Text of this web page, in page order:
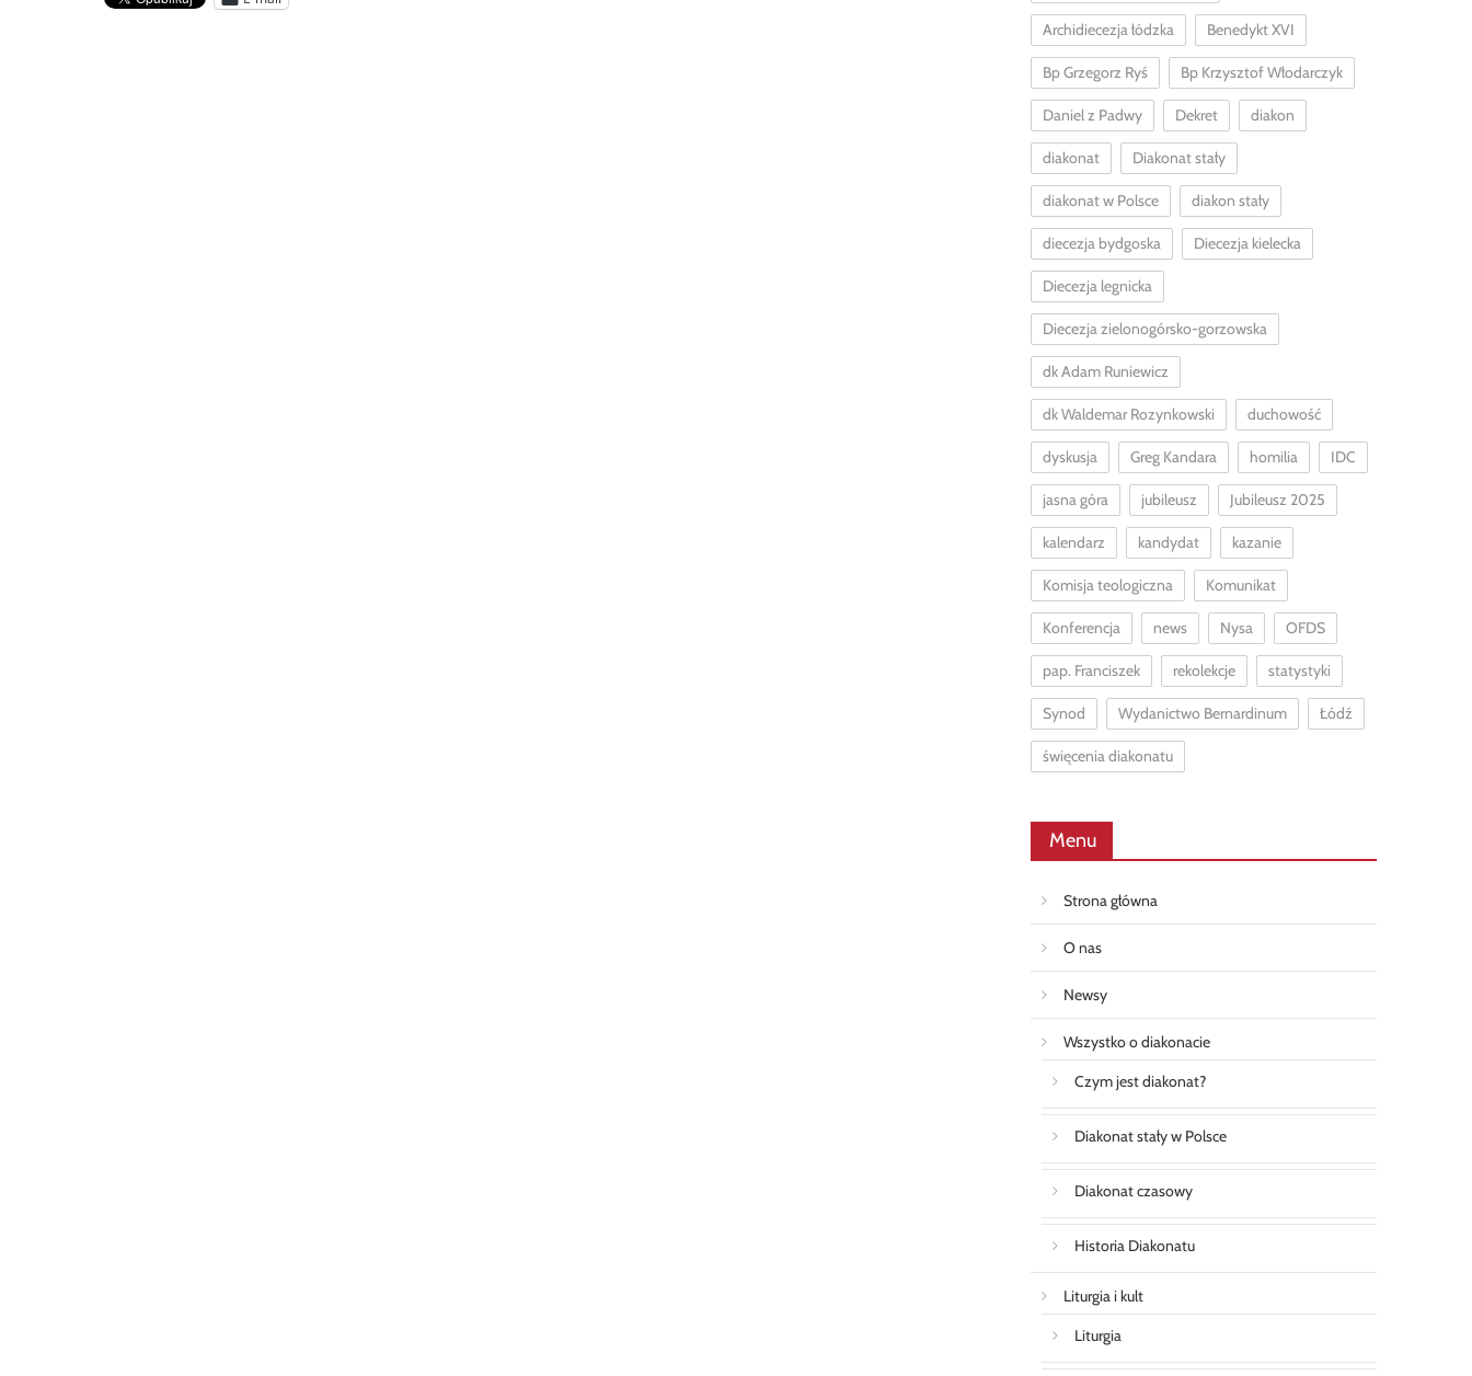
Archidiecezja łódzka Benedykt XVI
Bp Grzegorz Ryś Bp Krzysztof Włodarczyk
Daniel z Padwy Dekret diakon
diakonat Diakonat stały
diakonat w Polsce diakon stały
diecezja bydgoska Diecezja kielecka
Diecezja legnicka
Diecezja zielonogórsko-gorzowska
dk Adam Runiewicz
dk Waldemar Rozynkowski duchowość
dyskusja Greg Kandara homilia IDC
jasna góra jubileusz Jubileusz 2025
kalendarz kandydat kazanie
Komisja teologiczna Komunikat
Konferencja news Nysa OFDS
pap. Franciszek rekolekcje statystyki
Synod Wydanictwo Bernardinum Łódź
święcenia diakonatu
Menu
Strona główna
O nas
Newsy
Wszystko o diakonacie
Czym jest diakonat?
Diakonat stały w Polsce
Diakonat czasowy
Historia Diakonatu
Liturgia i kult
Liturgia